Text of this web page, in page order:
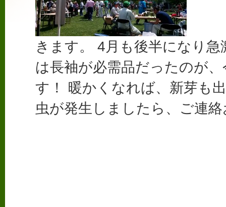
きます。 4月も後半になり
は長袖が必需品だったのが
す！ 暖かくなれば、新芽も
虫が発生しましたら、ご連